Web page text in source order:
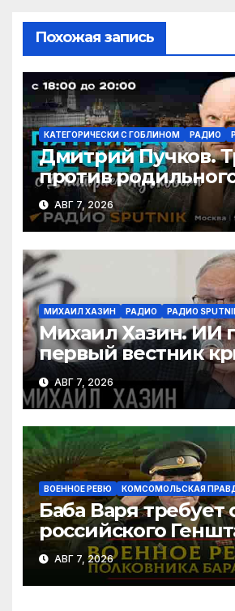
s
ni
ki
Похожая запись
КАТЕГОРИЧЕСКИ С ГОБЛИНОМ РАДИО
Дмитрий Пучков.
против
туризма,
ИИ
АВГ 7, 2026
МИХАИЛ ХАЗИН РАДИО РАДИО
Михаил Хазин. ИИ
первый вестник
или миф?
АВГ 7, 2026
ВОЕННОЕ РЕВЮ КОМСОМОЛЬСКАЯ
Баба Варя требует
российского
стратегической
на Украине. Как
07.08.2026
АВГ 7, 2026